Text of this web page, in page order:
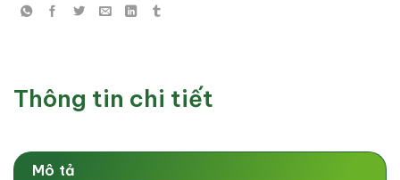
Thông tin chi tiết
Mô tả